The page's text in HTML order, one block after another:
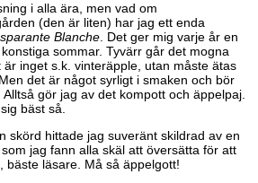
i alla ära, men vad om
(den är liten) har jag ett enda
Blanche . Det ger mig varje år en
sommar. Tyvärr går det mogna
inget s.k. vinteräpple, utan måste ätas
det är något syrligt i smaken och bör
gör jag av det kompott och äppelpaj.
bäst så.
skörd hittade jag suveränt skildrad av en
jag fann alla skäl att översätta för att
bäste läsare. Må så äppelgott!